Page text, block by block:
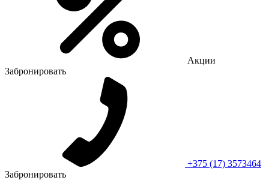
Акции
Забронировать
+375 (17) 3573464
Забронировать